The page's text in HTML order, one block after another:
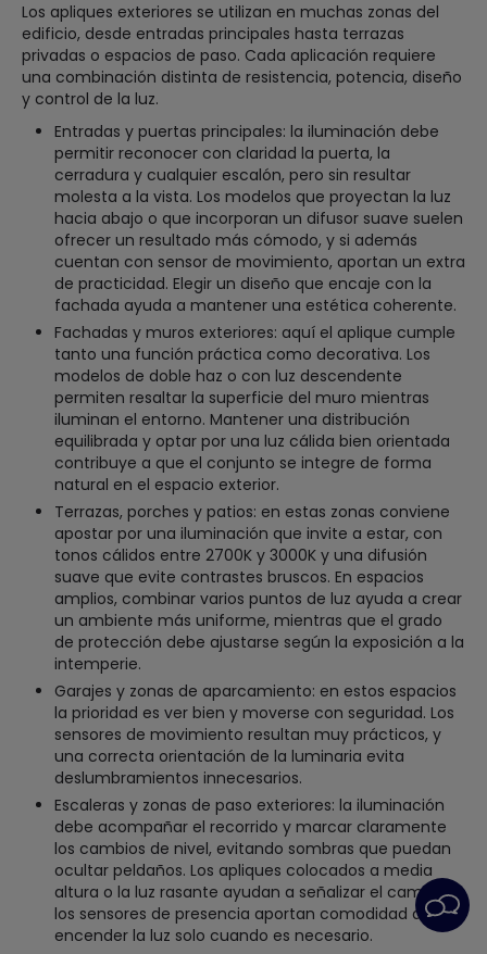
Los apliques exteriores se utilizan en muchas zonas del
edificio, desde entradas principales hasta terrazas
privadas o espacios de paso. Cada aplicación requiere
una combinación distinta de resistencia, potencia, diseño
y control de la luz.
Entradas y puertas principales: la iluminación debe
permitir reconocer con claridad la puerta, la
cerradura y cualquier escalón, pero sin resultar
molesta a la vista. Los modelos que proyectan la luz
hacia abajo o que incorporan un difusor suave suelen
ofrecer un resultado más cómodo, y si además
cuentan con sensor de movimiento, aportan un extra
de practicidad. Elegir un diseño que encaje con la
fachada ayuda a mantener una estética coherente.
Fachadas y muros exteriores: aquí el aplique cumple
tanto una función práctica como decorativa. Los
modelos de doble haz o con luz descendente
permiten resaltar la superficie del muro mientras
iluminan el entorno. Mantener una distribución
equilibrada y optar por una luz cálida bien orientada
contribuye a que el conjunto se integre de forma
natural en el espacio exterior.
Terrazas, porches y patios: en estas zonas conviene
apostar por una iluminación que invite a estar, con
tonos cálidos entre 2700K y 3000K y una difusión
suave que evite contrastes bruscos. En espacios
amplios, combinar varios puntos de luz ayuda a crear
un ambiente más uniforme, mientras que el grado
de protección debe ajustarse según la exposición a la
intemperie.
Garajes y zonas de aparcamiento: en estos espacios
la prioridad es ver bien y moverse con seguridad. Los
sensores de movimiento resultan muy prácticos, y
una correcta orientación de la luminaria evita
deslumbramientos innecesarios.
Escaleras y zonas de paso exteriores: la iluminación
debe acompañar el recorrido y marcar claramente
los cambios de nivel, evitando sombras que puedan
ocultar peldaños. Los apliques colocados a media
altura o la luz rasante ayudan a señalizar el camino, y
los sensores de presencia aportan comodidad al
encender la luz solo cuando es necesario.